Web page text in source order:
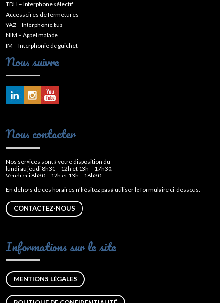
TDH – Interphone sélectif
Accessoires de fermetures
YAZ – Interphonie bus
NIM – Appel malade
IM – Interphonie de guichet
Nous suivre
Nous contacter
Nos services sont à votre disposition du
lundi au jeudi 8h30 – 12h et 13h – 17h30.
Vendredi 8h30 – 12h et 13h – 16h30.
En dehors de ces horaires n’hésitez pas à utiliser le formulaire ci-dessous.
CONTACTEZ-NOUS
Informations sur le site
MENTIONS LÉGALES